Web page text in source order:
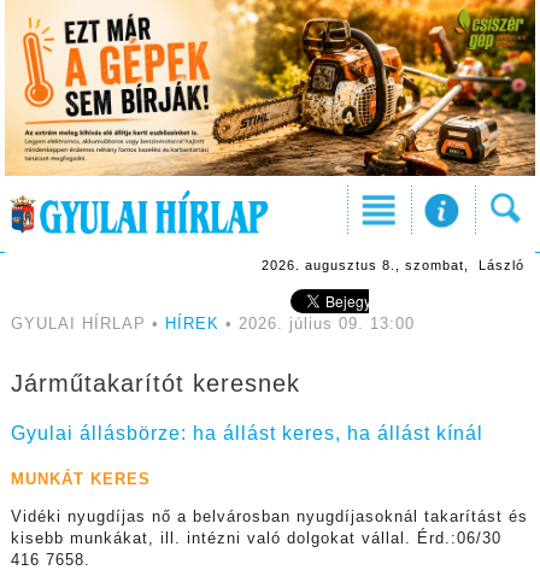
2026. augusztus 8., szombat, László
GYULAI HÍRLAP • HÍREK • 2026. július 09. 13:00
Járműtakarítót keresnek
Gyulai állásbörze: ha állást keres, ha állást kínál
MUNKÁT KERES
Vidéki nyugdíjas nő a belvárosban nyugdíjasoknál takarítást és
kisebb munkákat, ill. intézni való dolgokat vállal. Érd.:06/30
416 7658.